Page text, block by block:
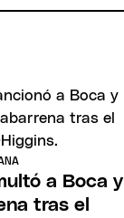
a Boca y
tras el